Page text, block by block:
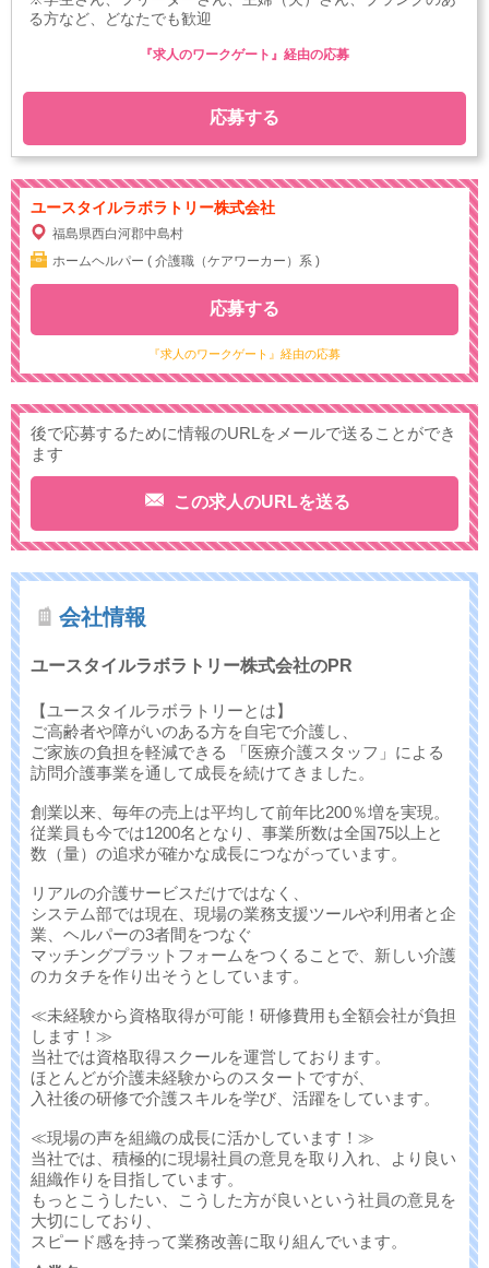
る方など、どなたでも歓迎
応募する
『求人のワークゲート』経由の応募
ユースタイルラボラトリー株式会社
福島県西白河郡中島村
ホームヘルパー ( 介護職（ケアワーカー）系 )
『求人のワークゲート』経由の応募
応募する
後で応募するために情報のURLをメールで送ることができ
ます
この求人のURLを送る
会社情報
ユースタイルラボラトリー株式会社のPR
【ユースタイルラボラトリーとは】
ご高齢者や障がいのある方を自宅で介護し、
ご家族の負担を軽減できる 「医療介護スタッフ」による
訪問介護事業を通して成長を続けてきました。
創業以来、毎年の売上は平均して前年比200％増を実現。
従業員も今では1200名となり、事業所数は全国75以上と
数（量）の追求が確かな成長につながっています。
リアルの介護サービスだけではなく、
システム部では現在、現場の業務支援ツールや利用者と企
業、ヘルパーの3者間をつなぐ
マッチングプラットフォームをつくることで、新しい介護
のカタチを作り出そうとしています。
≪未経験から資格取得が可能！研修費用も全額会社が負担
します！≫
当社では資格取得スクールを運営しております。
ほとんどが介護未経験からのスタートですが、
入社後の研修で介護スキルを学び、活躍をしています。
≪現場の声を組織の成長に活かしています！≫
当社では、積極的に現場社員の意見を取り入れ、より良い
組織作りを目指しています。
もっとこうしたい、こうした方が良いという社員の意見を
大切にしており、
スピード感を持って業務改善に取り組んでいます。